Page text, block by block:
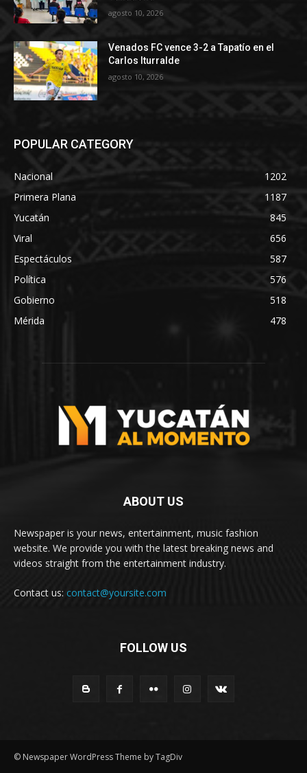
agosto 10, 2026
Venados FC vence 3-2 a Tapatío en el
Carlos Iturralde
agosto 10, 2026
POPULAR CATEGORY
Nacional
1202
Primera Plana
1187
Yucatán
845
Viral
656
Espectáculos
587
Política
576
Gobierno
518
Mérida
478
ABOUT US
Newspaper is your news, entertainment, music fashion
website. We provide you with the latest breaking news and
videos straight from the entertainment industry.
Contact us: contact@yoursite.com
FOLLOW US
© Newspaper WordPress Theme by TagDiv